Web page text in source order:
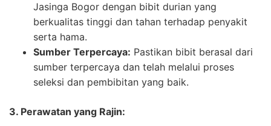
Jasinga Bogor dengan bibit durian yang
berkualitas tinggi dan tahan terhadap penyakit
serta hama.
Sumber Terpercaya: Pastikan bibit berasal dari
sumber terpercaya dan telah melalui proses
seleksi dan pembibitan yang baik.
3. Perawatan yang Rajin: